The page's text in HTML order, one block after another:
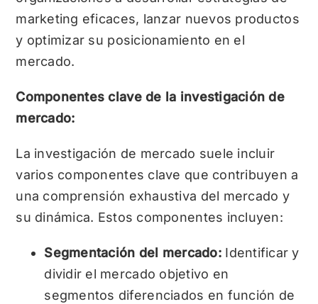
marketing eficaces, lanzar nuevos productos
y optimizar su posicionamiento en el
mercado.
Componentes clave de la investigación de
mercado:
La investigación de mercado suele incluir
varios componentes clave que contribuyen a
una comprensión exhaustiva del mercado y
su dinámica. Estos componentes incluyen:
Segmentación del mercado:Identificar y
dividir el mercado objetivo en
segmentos diferenciados en función de